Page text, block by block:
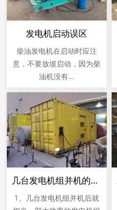
发电机启动误区
柴油发电机在启动时应注
意，不要放坡启动，因为柴
油机没有...
几台发电机组并机的优点
1、几台发电机组并机后就